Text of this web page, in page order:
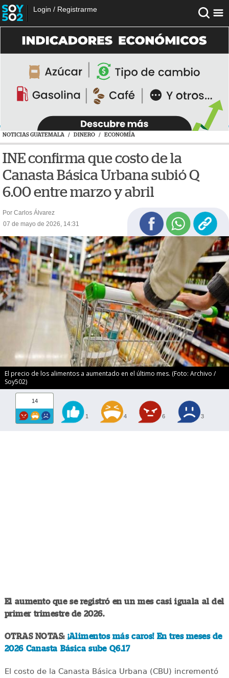
Login / Registrarme
NOTICIAS GUATEMALA / DINERO / ECONOMÍA
INE confirma que costo de la
Canasta Básica Urbana subió Q
6.00 entre marzo y abril
Por Carlos Álvarez
07 de mayo de 2026, 14:31
El precio de los alimentos a aumentado en el último mes. (Foto: Archivo /
Soy502)
14
1 4 6 3
El aumento que se registró en un mes casi iguala al del
primer trimestre de 2026.
OTRAS NOTAS:¡Alimentos más caros! En tres meses de
2026 Canasta Básica sube Q6.17
El costo de la Canasta Básica Urbana (CBU) incrementó